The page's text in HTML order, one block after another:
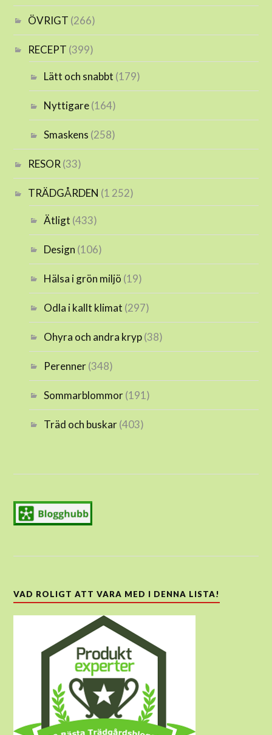
ÖVRIGT (266)
RECEPT (399)
Lätt och snabbt (179)
Nyttigare(164)
Smaskens (258)
RESOR(33)
TRÄDGÅRDEN (1 252)
Ätligt (433)
Design (106)
Hälsa i grön miljö (19)
Odla i kallt klimat (297)
Ohyra och andra kryp(38)
Perenner(348)
Sommarblommor(191)
Träd och buskar(403)
VAD ROLIGT ATT VARA MED I DENNA LISTA!